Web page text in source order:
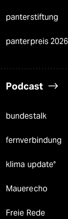
panterstiftung
panterpreis 2026
Podcast
bundestalk
fernverbindung
klima update°
Mauerecho
Freie Rede